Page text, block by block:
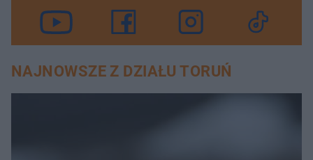
NAJNOWSZE Z DZIAŁU TORUŃ